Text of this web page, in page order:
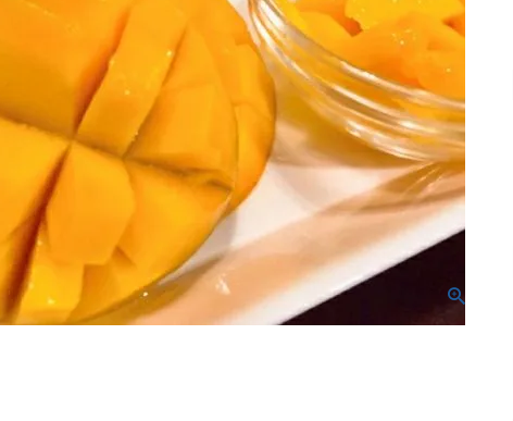
お米 野菜
ワイン
マフラー ハンカチ